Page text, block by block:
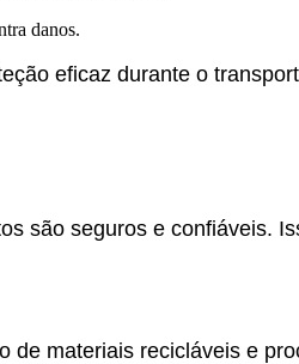
danos.
eficaz durante o
são seguros e confiáveis.
de materiais recicláveis e